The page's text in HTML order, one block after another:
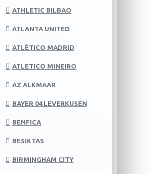
ATHLETIC BILBAO
ATLANTA UNITED
ATLÉTICO MADRID
ATLETICO MINEIRO
AZ ALKMAAR
BAYER 04 LEVERKUSEN
BENFICA
BESIKTAS
BIRMINGHAM CITY